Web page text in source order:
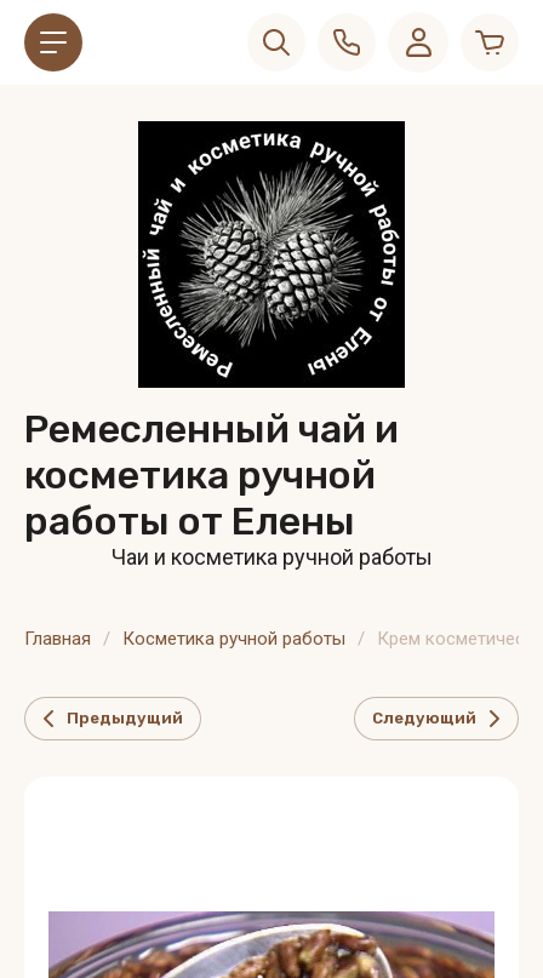
Ремесленный чай и
косметика ручной
работы от Елены
Чаи и косметика ручной работы
Главная / Косметика ручной работы / Крем
Предыдущий Следующий